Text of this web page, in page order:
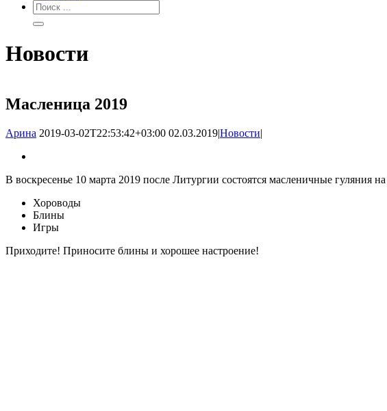
Новости
Масленица 2019
Арина 2019-03-02T22:53:42+03:00 02.03.2019|Новости|
В воскресенье 10 марта 2019 после Литургии состоятся масленичные гуляния
Хороводы
Блины
Игры
Приходите! Приносите блины и хорошее настроение!